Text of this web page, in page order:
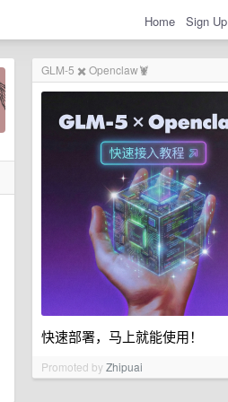
Home Sign Up
GLM-5 ✖️ Openclaw🦞
快速部署，马上就能使用！
Promoted byZhipuai